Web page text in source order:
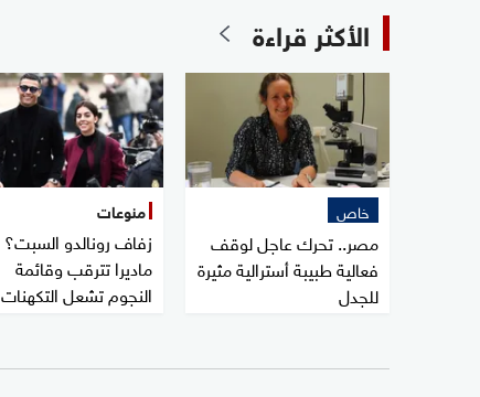
الأكثر قراءة
خاص
مصر.. تحرك عاجل لوقف
فعالية طبيبة أسترالية مثيرة
للجدل
منوعات
زفاف رونالدو السبت؟
ماديرا تترقب وقائمة
النجوم تشعل التكهنات